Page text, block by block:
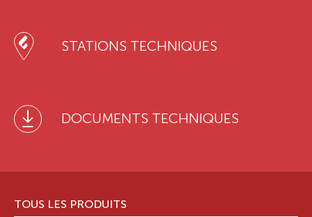
STATIONS TECHNIQUES
DOCUMENTS TECHNIQUES
TOUS LES PRODUITS